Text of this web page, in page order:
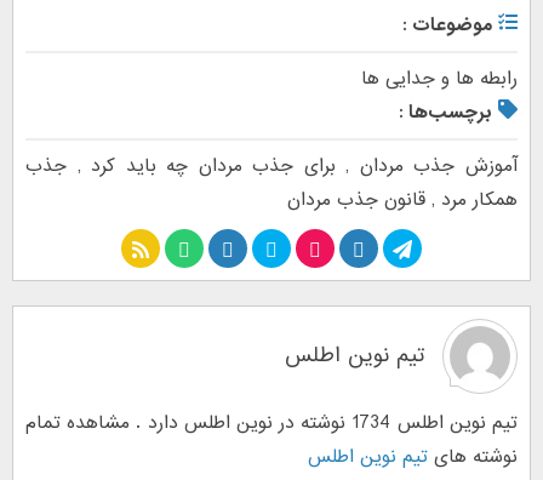
موضوعات :
رابطه ها و جدایی ها
برچسب‌ها :
آموزش جذب مردان , برای جذب مردان چه باید کرد , جذب
همکار مرد , قانون جذب مردان
تیم نوین اطلس
تیم نوین اطلس 1734 نوشته در نوین اطلس دارد . مشاهده تمام
نوشته های تیم نوین اطلس